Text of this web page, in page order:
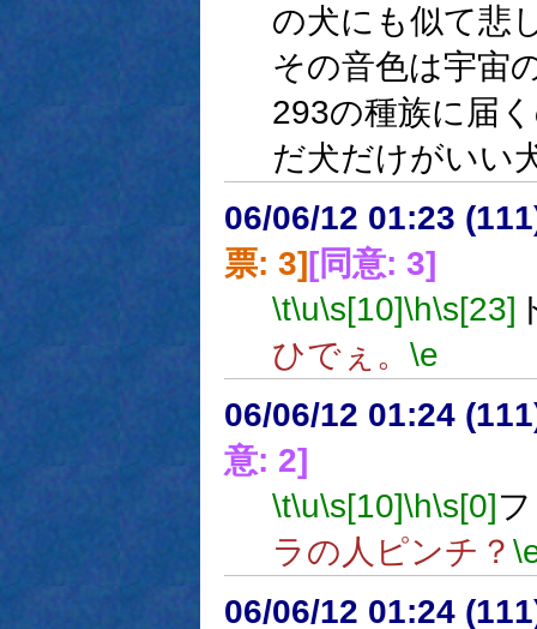
の犬にも似て悲
その音色は宇宙
293の種族に届
だ犬だけがいい
06/06/12 01:23
票: 3][同意: 3]
\t\u\s[10]\h\s[23]
ひでぇ。 \e
06/06/12 01:24
意: 2]
\t\u\s[10]\h\s[0]
ラの人ピンチ？
06/06/12 01:24